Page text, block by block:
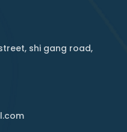
shi gang road,